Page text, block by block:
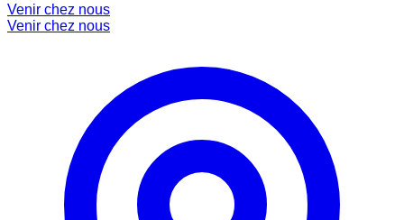
Venir chez nous
Venir chez nous